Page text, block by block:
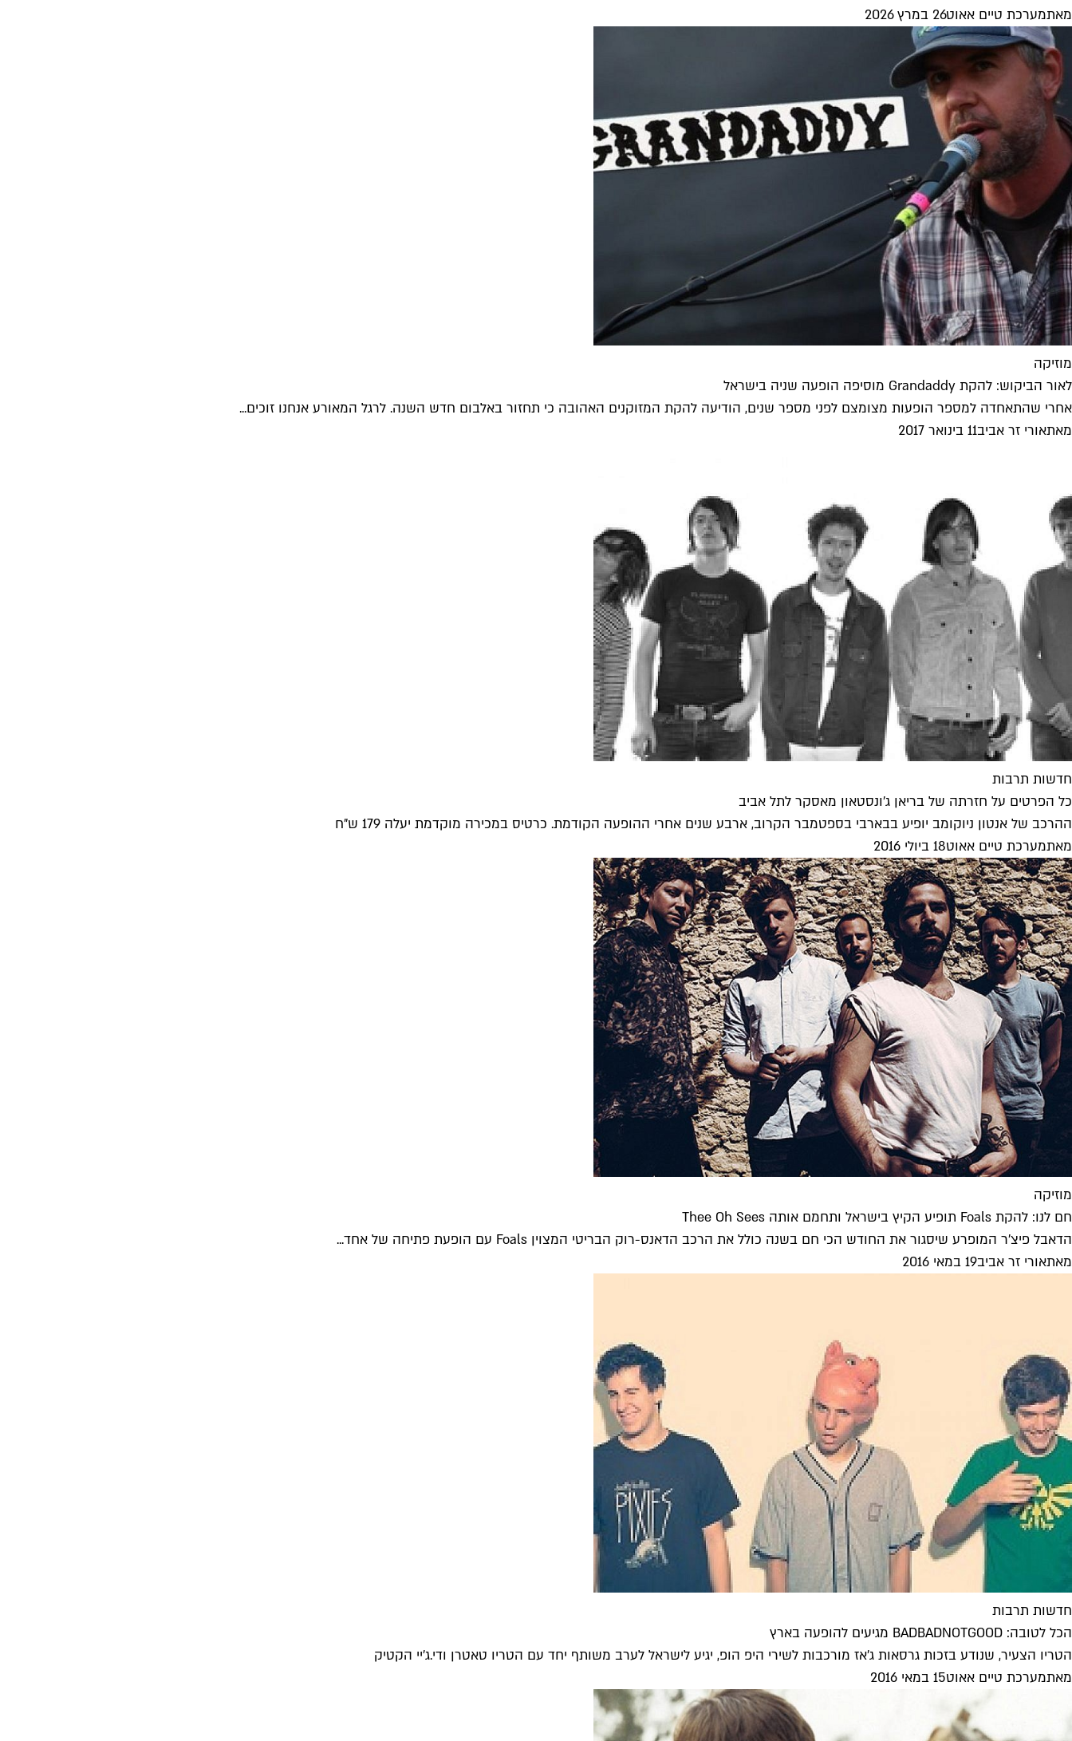
מאתמערכת טיים אאוט26 במרץ 2026
מוזיקה
לאור הביקוש: להקת Grandaddy מוסיפה הופעה שניה בישראל
אחרי שהתאחדה למספר הופעות מצומצם לפני מספר שנים, הודיעה להקת המזוקנים האהובה כי תחזור באלבום חדש השנה. לרגל המאורע אנחנו זוכים...
מאתאורי זר אביב11 בינואר 2017
חדשות תרבות
כל הפרטים על חזרתה של בריאן ג'ונסטאון מאסקר לתל אביב
ההרכב של אנטון ניוקומב יופיע בבארבי בספטמבר הקרוב, ארבע שנים אחרי ההופעה הקודמת. כרטיס במכירה מוקדמת יעלה 179 ש"ח
מאתמערכת טיים אאוט18 ביולי 2016
מוזיקה
חם לנו: להקת Foals תופיע הקיץ בישראל ותחמם אותה Thee Oh Sees
הדאבל פיצ'ר המופרע שיסגור את החודש הכי חם בשנה כולל את הרכב הדאנס-רוק הבריטי המצוין Foals עם הופעת פתיחה של אחד...
מאתאורי זר אביב19 במאי 2016
חדשות תרבות
הכל לטובה: BADBADNOTGOOD מגיעים להופעה בארץ
הטריו הצעיר, שנודע בזכות גרסאות ג'אז מורכבות לשירי היפ הופ, יגיע לישראל לערב משותף יחד עם הטריו טאטרן ודי.ג'יי הקטיק
מאתמערכת טיים אאוט15 במאי 2016